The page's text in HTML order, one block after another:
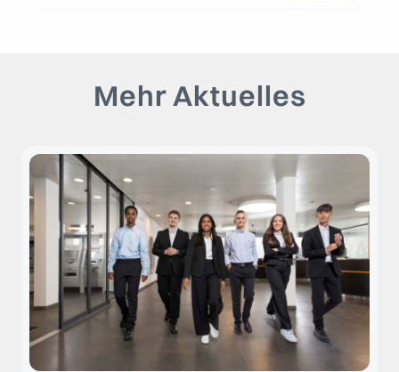
Mehr Aktuelles